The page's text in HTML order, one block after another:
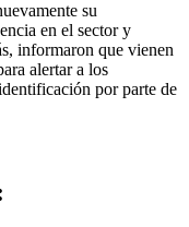
su
en el sector y
informaron que vienen
alertar a los
por parte de